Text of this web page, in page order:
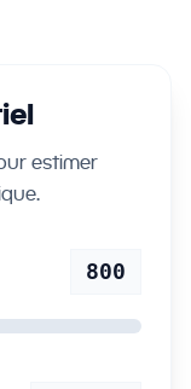
estimer
800